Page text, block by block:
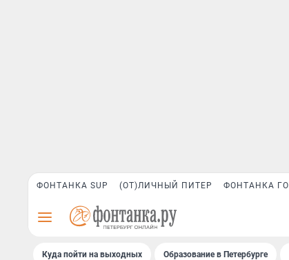
ФОНТАНКА SUP (ОТ)ЛИЧНЫЙ ПИТЕР ФОНТАНКА ГО
Куда пойти на выходных Образование в Петербурге